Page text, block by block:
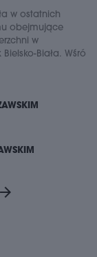
w ostatnich
obejmujące
w
Biała. Wśró
arrow_forward